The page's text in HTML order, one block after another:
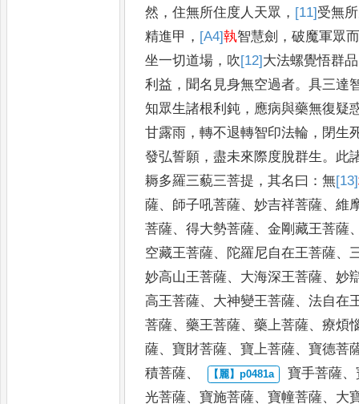
然 ，住無所住度人天眾 ， [11] 受無所
精進甲 ， [A4]執智慧劍 ，破魔軍眾
坐一切道場 ， 吹[12] 大法螺覺悟群品
利益 ， 聞名見身無空過者。具三達
知眾生諸根利鈍 ， 應病與藥無復疑
甘露雨 ，轉不退轉智印法輪 ， 閉生
發弘誓願 ，盡未來際度脫群生。 此
耨多羅三藐三菩提 ，其名 曰 ：無[13]
薩、 師子吼菩薩、妙吉祥菩薩、維
菩薩、得大勢菩薩、金剛藏王菩薩
空藏王菩薩、 陀羅尼自在王菩薩、
妙高山王菩薩、 大海深王菩薩、妙
高王菩薩、 大神變王菩薩、法自在
菩薩、藥王菩薩、藥上菩薩、療煩
薩、寶財菩薩、寶上菩薩、寶德菩
積菩薩、 寶手菩薩、
光菩薩、寶施菩薩、寶幢菩薩、 大